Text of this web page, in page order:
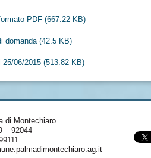
PDF (667.22 KB)
domanda(42.5 KB)
25/06/2015 (513.82 KB)
di Montechiaro
– 92044